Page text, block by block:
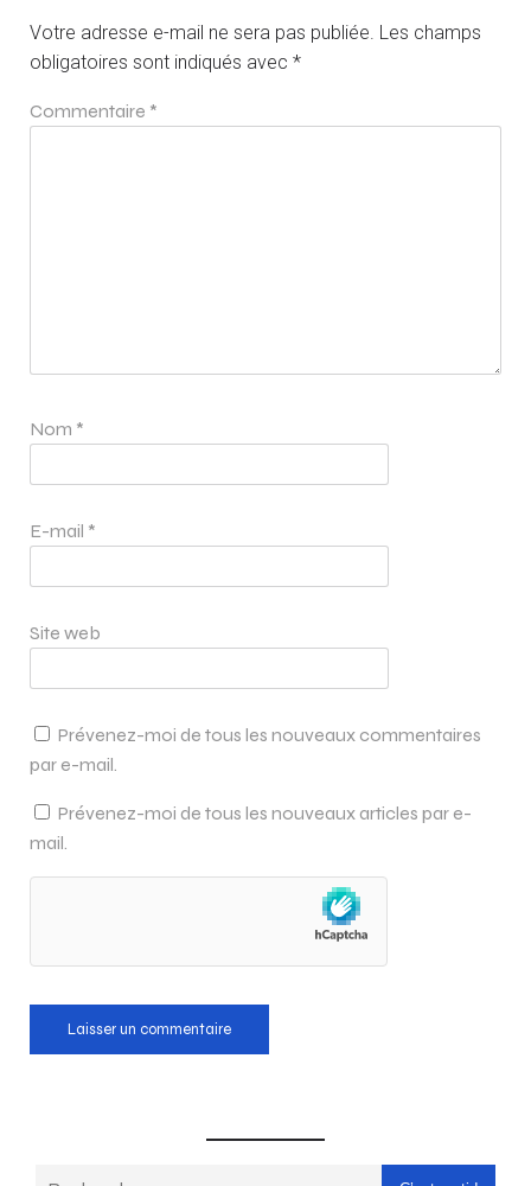
Votre adresse e-mail ne sera pas publiée. Les champs
obligatoires sont indiqués avec *
Commentaire *
Nom *
E-mail *
Site web
Prévenez-moi de tous les nouveaux commentaires
par e-mail.
Prévenez-moi de tous les nouveaux articles par e-
mail.